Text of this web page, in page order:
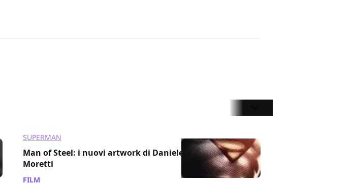
SUPERMAN
Man of Steel: i nuovi artwork di Daniele
Moretti
FILM